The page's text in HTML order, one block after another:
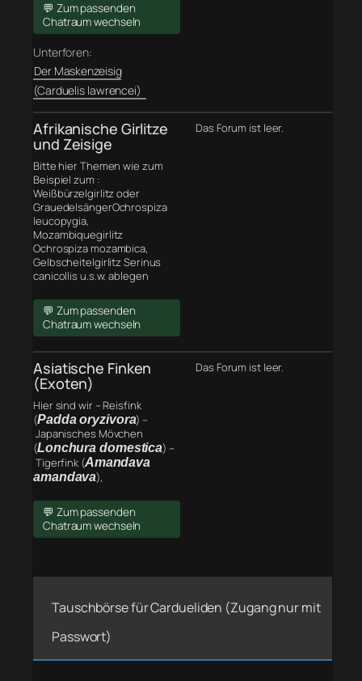
💬 Zum passenden
Chatraum wechseln
Unterforen:
Der Maskenzeisig
(Carduelis lawrencei)
Afrikanische Girlitze
und Zeisige
Bitte hier Themen wie zum
Beispiel zum :
Weißbürzelgirlitz oder
GrauedelsängerOchrospiza
leucopygia,
Mozambiquegirlitz
Ochrospiza mozambica,
Gelbscheitelgirlitz Serinus
canicollis u.s.w. ablegen
💬 Zum passenden
Chatraum wechseln
Das Forum ist leer.
Asiatische Finken
(Exoten)
Hier sind wir – Reisfink
(Padda oryzivora) –
Japanisches Mövchen
(Lonchura domestica) –
Tigerfink (Amandava
amandava),
💬 Zum passenden
Chatraum wechseln
Das Forum ist leer.
Tauschbörse für Cardueliden (Zugang nur mit
Passwort)